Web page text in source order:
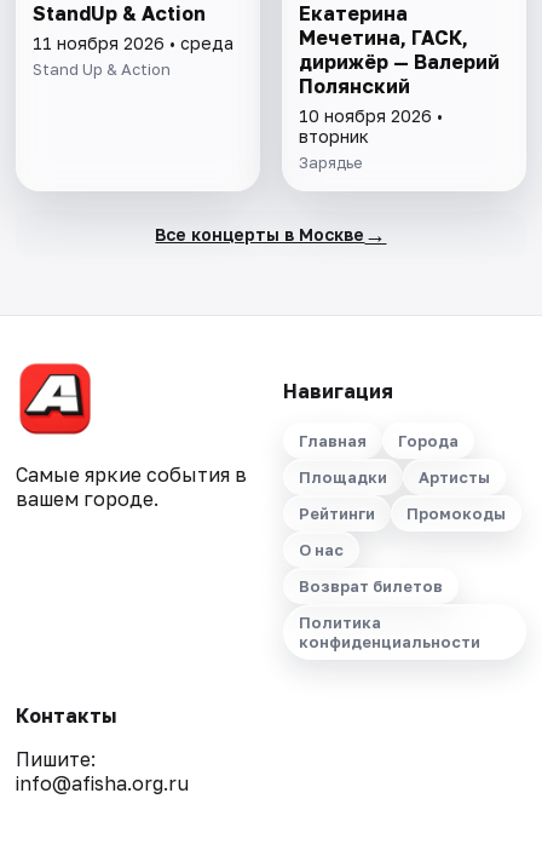
StandUp & Action
11 ноября 2026 • среда
Stand Up & Action
Екатерина
Мечетина, ГАСК,
дирижёр — Валерий
Полянский
10 ноября 2026 •
вторник
Зарядье
Все концерты в Москве →
Самые яркие события в
вашем городе.
Навигация
Главная
Города
Площадки
Артисты
Рейтинги
Промокоды
О нас
Возврат билетов
Политика
конфиденциальности
Контакты
Пишите:
info@afisha.org.ru